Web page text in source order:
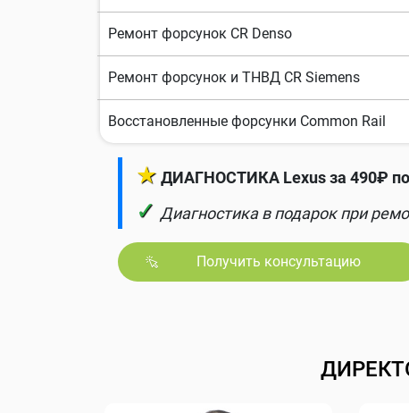
Ремонт форсунок CR Denso
Ремонт форсунок и ТНВД CR Siemens
Восстановленные форсунки Common Rail
★ ДИАГНОСТИКА Lexus за 490₽
✓ Диагностика в подарок при
Получить консультацию